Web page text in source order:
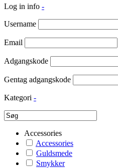
Log in info -
Username
Email
Adgangskode
Gentag adgangskode
Kategori -
Accessories
Accessories
Guldsmede
Smykker